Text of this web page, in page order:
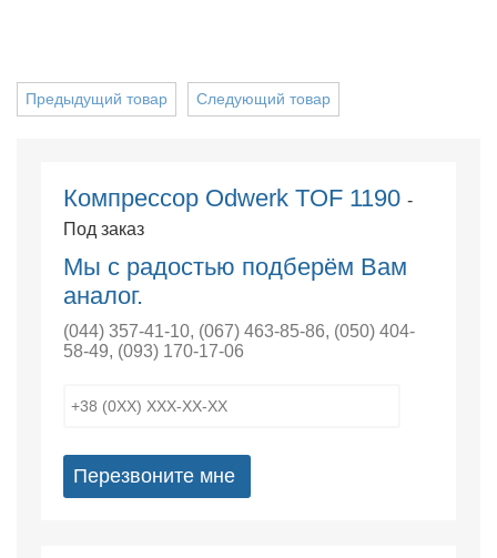
Следующий товар
Предыдущий товар
Компрессор Odwerk TOF 1190 -
Под заказ
Мы с радостью подберём Вам
аналог.
(044) 357-41-10, (067) 463-85-86, (050) 404-
58-49, (093) 170-17-06
Перезвоните мне